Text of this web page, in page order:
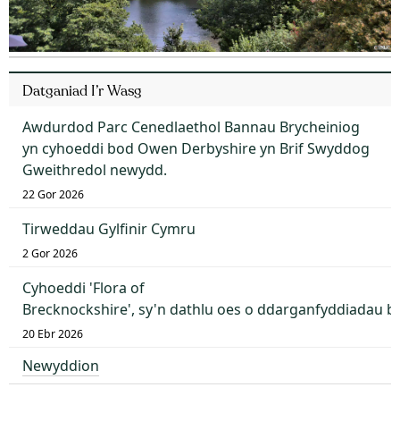
Datganiad I’r Wasg
Awdurdod Parc Cenedlaethol Bannau Brycheiniog
yn cyhoeddi bod Owen Derbyshire yn Brif Swyddog
Gweithredol newydd.
22 Gor 2026
Tirweddau Gylfinir Cymru
2 Gor 2026
Cyhoeddi 'Flora of
Brecknockshire', sy'n dathlu oes o ddarganfyddiadau
20 Ebr 2026
Newyddion